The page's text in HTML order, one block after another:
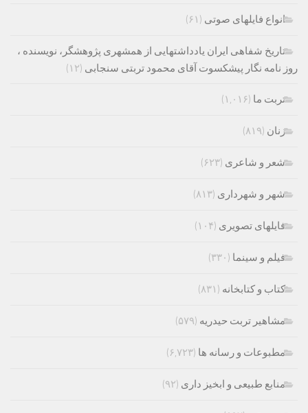
انواع فایلهای صوتی (۶۱)
تاریخ شفاهی ایران یادداشتهایی از همشهری پژوهشگر، نویسنده ،
روز نامه نگار پیشکسوت آقای محمود تربتی سنجابی (۱۲)
تربت ما (۱,۰۱۶)
زنان (۸۱۹)
شعر و شاعری (۶۲۳)
شهر و شهرداری (۸۱۳)
فایلهای تصویری (۱۰۴)
فیلم و سینما (۳۳۰)
کتاب و کتابخانه (۸۳۱)
مشاهیر تربت حیدریه (۵۷۹)
مطبوعات و رسانه ها (۶,۷۲۳)
منابع طبیعی و ابخیز داری (۹۲)